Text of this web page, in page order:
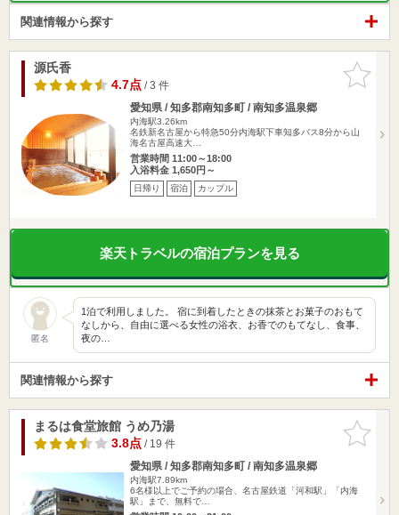
関連情報から探す
お気に入
りに追加
源氏香
4.7点/ 3 件
愛知県 / 知多郡南知多町 / 南知多温泉郷
内海駅3.26km
名鉄新名古屋から特急50分内海駅下車知多バス8分から山
海名古屋高速大…
営業時間 11:00～18:00
入浴料金 1,650円～
日帰り 宿泊 カップル
楽天トラベルの宿泊プランを見る
匿名
1泊で利用しました。 宿に到着したときの抹茶とお菓子のおもて
なしから、自由に選べる女性の浴衣、お香でのもてなし、食事、
夜の…
関連情報から探す
お気に入
りに追加
まるは食堂旅館 うめ乃湯
3.8点/ 19 件
愛知県 / 知多郡南知多町 / 南知多温泉郷
内海駅7.89km
6名様以上でご予約の場合、名古屋鉄道「河和駅」「内海
駅」まで、無料で…